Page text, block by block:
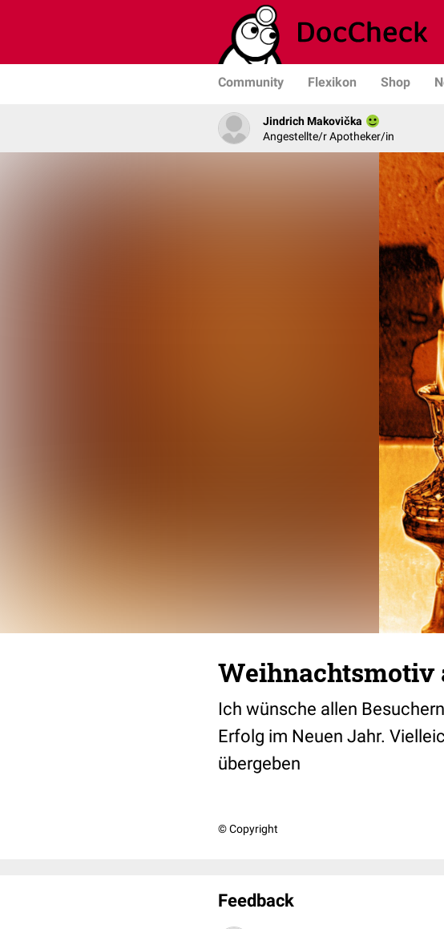
Community Flexikon Shop
Jindrich Makovička
Angestellte/r Apotheker/in
Weihnachtsmotiv
Ich wünsche allen
Erfolg im Neuen Jahr.
übergeben
© Copyright
Feedback